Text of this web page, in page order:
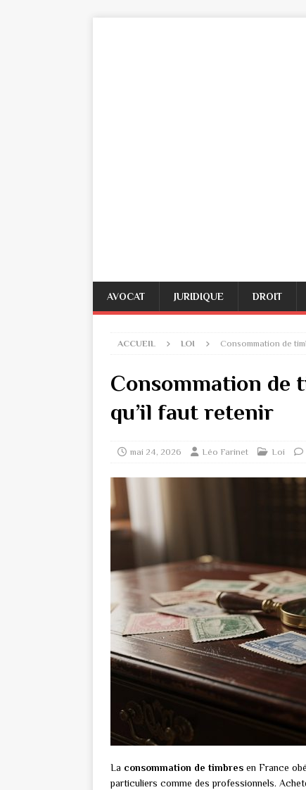
AVOCAT JURIDIQUE DROIT
ACCUEIL LOI Consommation de
Consommation de
qu’il faut retenir
mai 24, 2026 Léo Farinet Loi
La consommation de timbres en France
particuliers comme des professionnels.